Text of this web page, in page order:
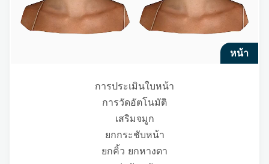
หน้า
การประเมินใบหน้า
การวัดอัตโนมัติ
เสริมจมูก
ยกกระชับหน้า
ยกคิ้ว ยกหางตา